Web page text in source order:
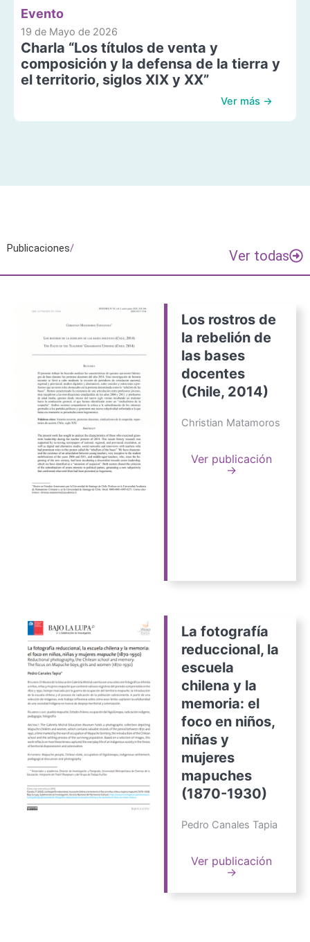
Evento
19 de Mayo de 2026
Charla “Los títulos de venta y
composición y la defensa de la tierra y
el territorio, siglos XIX y XX”
Ver más →
Publicaciones/ Ver todas
Los rostros de
la rebelión de
las bases
docentes
(Chile, 2014)
Christian Matamoros
Ver publicación
→
La fotografía
reduccional, la
escuela
chilena y la
memoria: el
foco en niños,
niñas y
mujeres
mapuches
(1870-1930)
Pedro Canales Tapia
Ver publicación
→